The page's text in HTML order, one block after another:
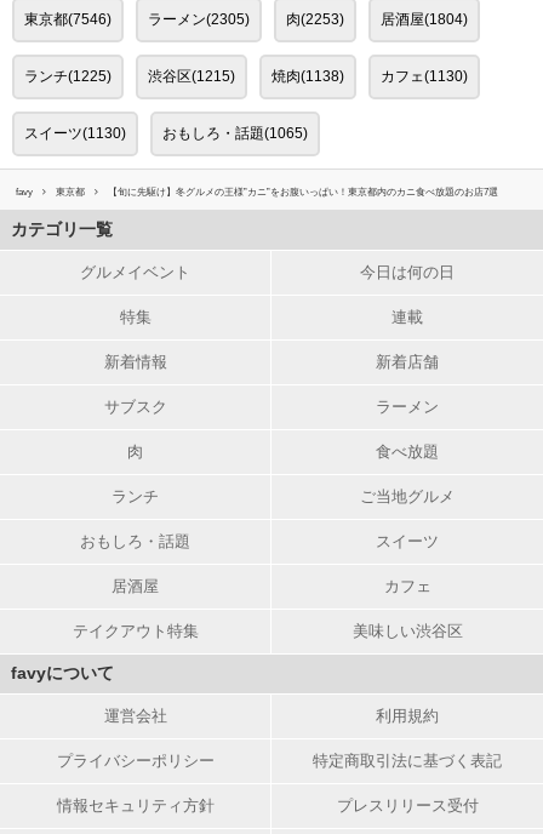
東京都(7546) ラーメン(2305) 肉(2253) 居酒屋(1804)
ランチ(1225) 渋谷区(1215) 焼肉(1138) カフェ(1130)
スイーツ(1130) おもしろ・話題(1065)
favy 東京都 【旬に先駆け】冬グルメの王様”カニ”をお腹いっぱい！東京都内のカニ食べ放題のお店7選
カテゴリ一覧
グルメイベント 今日は何の日
特集 連載
新着情報 新着店舗
サブスク ラーメン
肉 食べ放題
ランチ ご当地グルメ
おもしろ・話題 スイーツ
居酒屋 カフェ
テイクアウト特集 美味しい渋谷区
favyについて
運営会社 利用規約
プライバシーポリシー 特定商取引法に基づく表記
情報セキュリティ方針 プレスリリース受付